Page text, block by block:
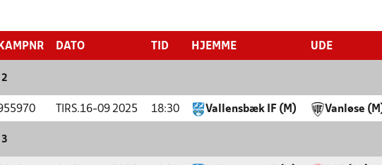
KAMPNR DATO TID HJEMME UDE
2
TIRS.16-09 2025 18:30 Vallensbæk IF (M) Vanløse
3